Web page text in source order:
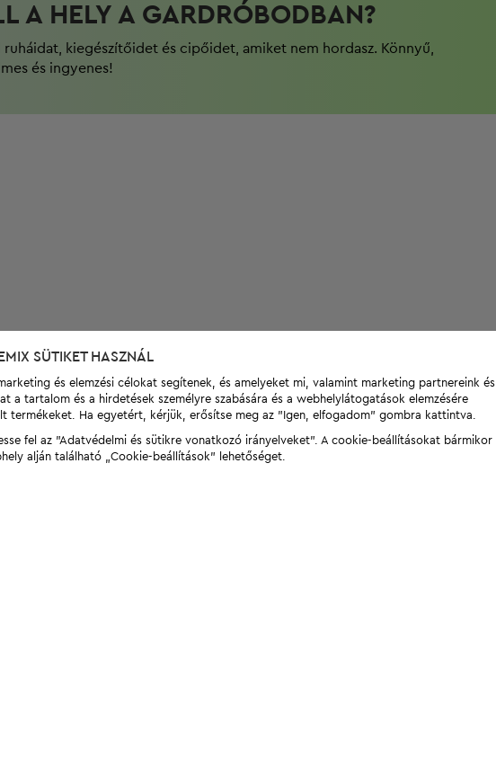
A HELY A GARDRÓBODBAN?
ruháidat, kiegészítőidet és cipőidet, amiket nem hordasz. Könnyű,
és ingyenes!
SÜTIKET HASZNÁL
és elemzési célokat segítenek, és amelyeket mi, valamint marketing partnereink és
a tartalom és a hirdetések személyre szabására és a webhelylátogatások elemzésére
termékeket. Ha egyetért, kérjük, erősítse meg az "Igen, elfogadom" gombra kattintva.
fel az "Adatvédelmi és sütikre vonatkozó irányelveket". A cookie-beállításokat bármikor
alján található „Cookie-beállítások” lehetőséget.